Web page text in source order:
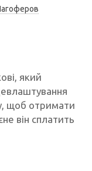
який
щоб отримати
він сплатить